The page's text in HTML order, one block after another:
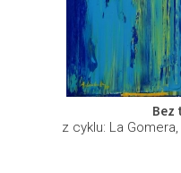
Bez
z cyklu: La